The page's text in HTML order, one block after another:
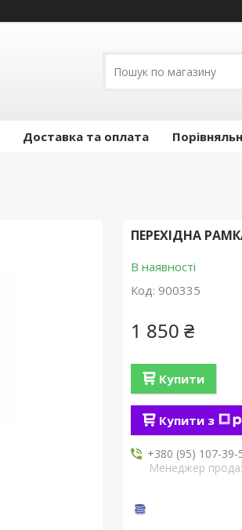
Доставка та оплата
ПЕРЕХІДНА
В наявності
Код: 900335
1 850 ₴
Купити
Купити з
+380 (95) 107-39-
Менеджер